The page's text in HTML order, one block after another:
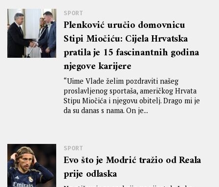
SPORT
Plenković uručio domovnicu
Stipi Miočiću: Cijela Hrvatska
pratila je 15 fascinantnih godina
njegove karijere
“Uime Vlade želim pozdraviti našeg
proslavljenog sportaša, američkog Hrvata
Stipu Miočića i njegovu obitelj. Drago mi je
da su danas s nama. On je...
SPORT
Evo što je Modrić tražio od Reala
prije odlaska